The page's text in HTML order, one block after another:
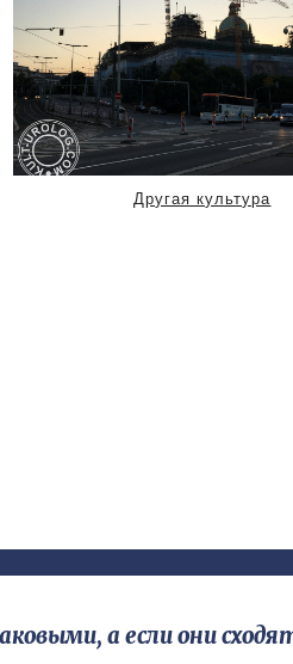
Другая культура
а если они